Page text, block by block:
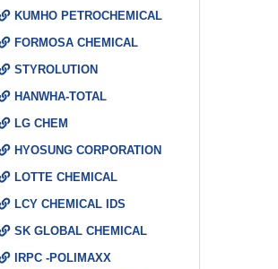
KUMHO PETROCHEMICAL
FORMOSA CHEMICAL
STYROLUTION
HANWHA-TOTAL
LG CHEM
HYOSUNG CORPORATION
LOTTE CHEMICAL
LCY CHEMICAL IDS
SK GLOBAL CHEMICAL
IRPC -POLIMAXX